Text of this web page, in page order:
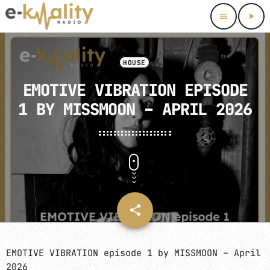
menu
play_arrow
close
PROGRAMMATION 2026
RESIDENCIES
PODCASTS
CONTACT
HOUSE
EMOTIVE VIBRATION EPISODE
1 BY MISSMOON – APRIL 2026
share
email
EMOTIVE VIBRATION episode 1 by MISSMOON – April
2026